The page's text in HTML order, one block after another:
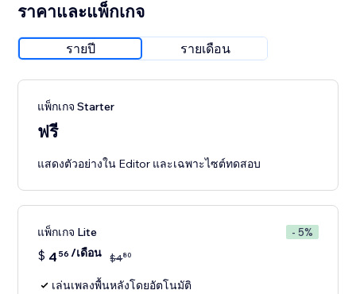
ราคาและแพ็กเกจ
รายปี รายเดือน
แพ็กเกจ Starter
ฟรี
แสดงตัวอย่างใน Editor และเฉพาะไซต์ทดสอบ
แพ็กเกจ Lite - 5%
$ 4 56 /เดือน $480
เล่นเพลงพื้นหลังโดยอัตโนมัติ